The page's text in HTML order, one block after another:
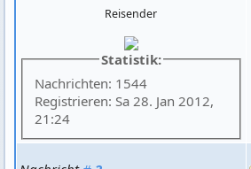
Reisender
Statistik:
Nachrichten: 1544
Registrieren: Sa 28. Jan 2012,
21:24